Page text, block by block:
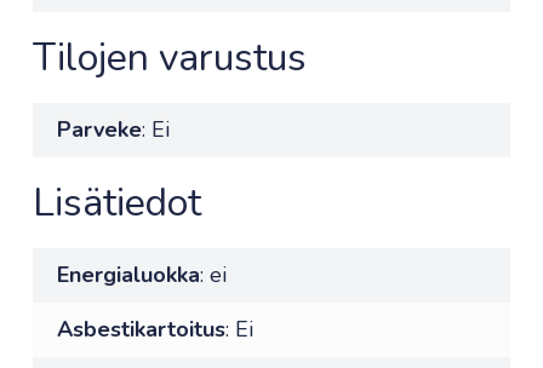
Tilojen varustus
Parveke: Ei
Lisätiedot
Energialuokka: ei
Asbestikartoitus: Ei